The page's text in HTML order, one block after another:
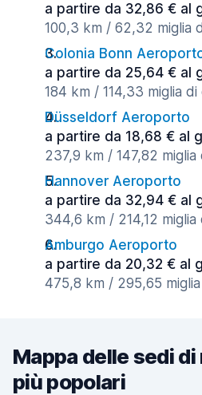
a partire da 32,86 € al
100,3 km / 62,32 miglia
Colonia Bonn
a partire da 25,64 € al
184 km / 114,33 miglia di
Düsseldorf Aeroporto
a partire da 18,68 € al
237,9 km / 147,82 miglia
Hannover Aeroporto
a partire da 32,94 € al
344,6 km / 214,12 miglia
Amburgo Aeroporto
a partire da 20,32 € al
475,8 km / 295,65
Mappa delle sedi
più popolari